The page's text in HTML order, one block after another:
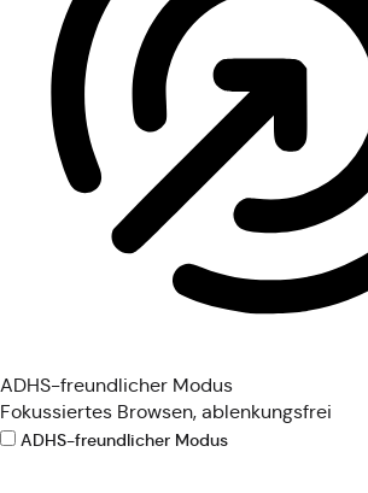
ADHS-freundlicher Modus
Fokussiertes Browsen, ablenkungsfrei
ADHS-freundlicher Modus